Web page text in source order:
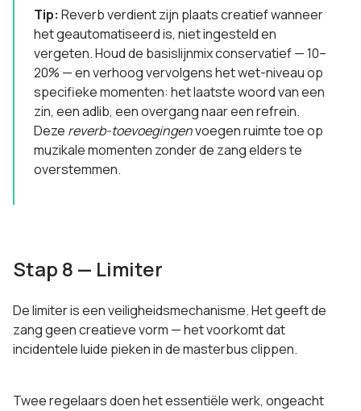
Tip: Reverb verdient zijn plaats creatief wanneer
het geautomatiseerd is, niet ingesteld en
vergeten. Houd de basislijnmix conservatief — 10–
20% — en verhoog vervolgens het wet-niveau op
specifieke momenten: het laatste woord van een
zin, een adlib, een overgang naar een refrein.
Deze reverb-toevoegingenvoegen ruimte toe op
muzikale momenten zonder de zang elders te
overstemmen.
Stap 8 — Limiter
De limiter is een veiligheidsmechanisme. Het geeft de
zang geen creatieve vorm — het voorkomt dat
incidentele luide pieken in de masterbus clippen.
Twee regelaars doen het essentiële werk, ongeacht